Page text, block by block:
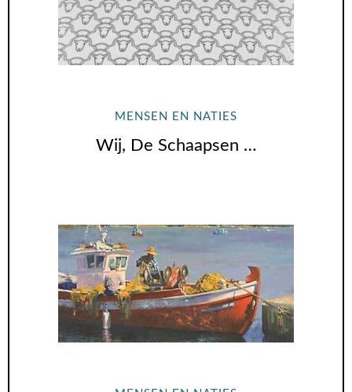
MENSEN EN NATIES
Wij, De Schaapsen …